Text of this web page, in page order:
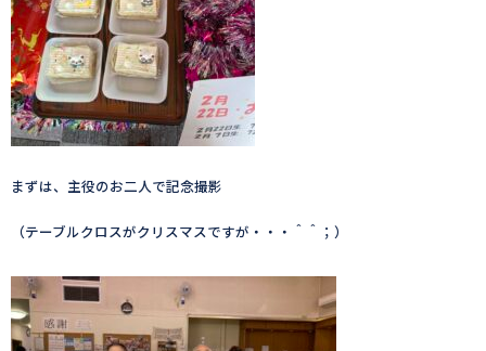
まずは、主役のお二人で記念撮影
（テーブルクロスがクリスマスですが・・・＾＾；）